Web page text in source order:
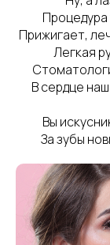
Процедура
Прижигает,
Легкая
В сердце
Вы
За зубы